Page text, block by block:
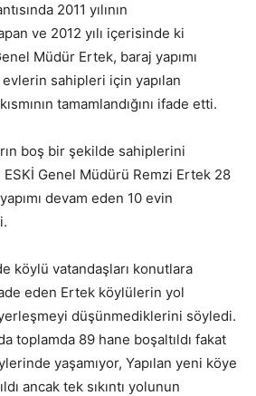
2011 yılının
ve 2012 yılı içerisinde ki
Müdür Ertek, baraj yapımı
evlerin sahipleri için yapılan
tamamlandığını ifade etti.
boş bir şekilde sahiplerini
Genel Müdürü Remzi Ertek 28
devam eden 10 evin
köylü vatandaşları konutlara
eden Ertek köylülerin yol
düşünmediklerini söyledi.
toplamda 89 hane boşaltıldı fakat
yaşamıyor, Yapılan yeni köye
ancak tek sıkıntı yolunun